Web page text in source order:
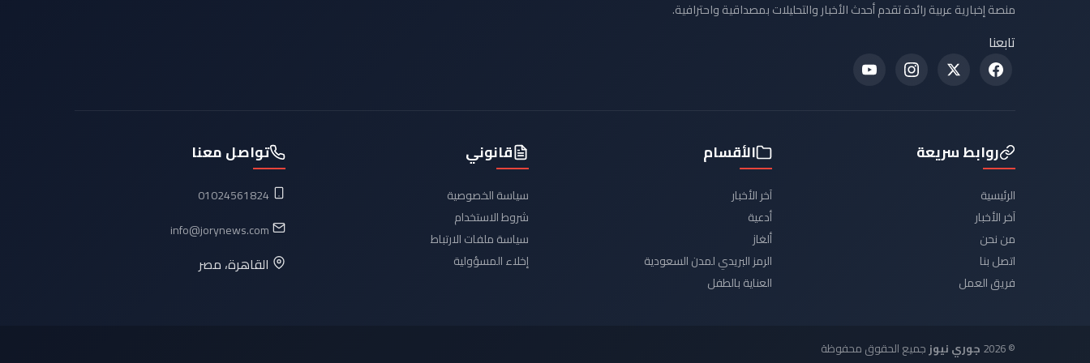
منصة إخبارية عربية رائدة تقدم أحدث الأخبار والتحليلات بمصداقية واحترافية.
تابعنا
روابط سريعة
الرئيسية
آخر الأخبار
من نحن
اتصل بنا
فريق العمل
الأقسام
آخر الأخبار
أدعية
ألغاز
الرمز البريدي لمدن السعودية
العناية بالطفل
قانوني
سياسة الخصوصية
شروط الاستخدام
سياسة ملفات الارتباط
إخلاء المسؤولية
تواصل معنا
01024561824
info@jorynews.com
القاهرة، مصر
© 2026 جوري نيوز جميع الحقوق محفوظة